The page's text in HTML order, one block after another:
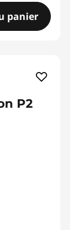
panier
P2